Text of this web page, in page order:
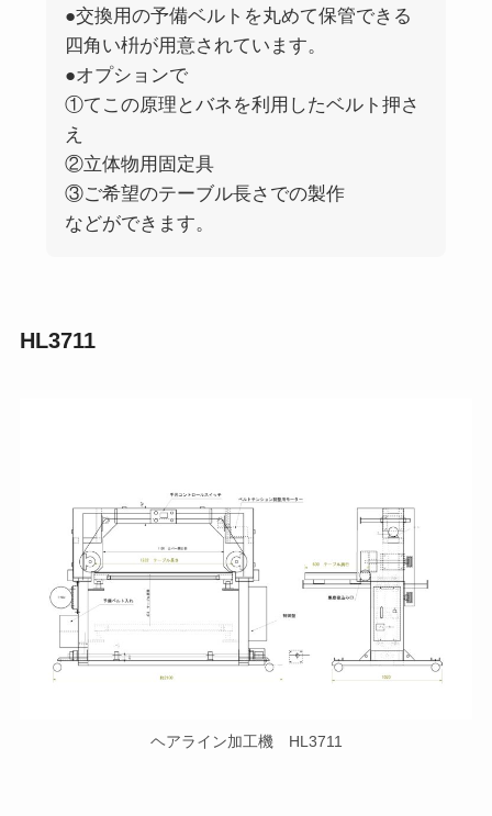
●交換用の予備ベルトを丸めて保管できる
四角い枡が用意されています。
●オプションで
①てこの原理とバネを利用したベルト押さ
え
②立体物用固定具
③ご希望のテーブル長さでの製作
などができます。
HL3711
ヘアライン加工機 HL3711